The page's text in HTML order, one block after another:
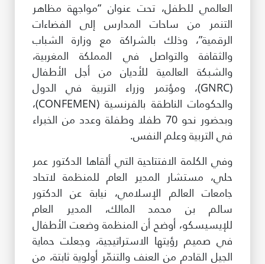
للموردين
الدعم والتبرع
©حقوق الطبع والنشر للإيسيسكو. جميع الحقوق محفوظة.
شروط الاستخدام
سياسة الخصوصية
حقوق النسخ
إخلاء المسؤولية
سياسة وإجراءات أمن نظم المعلومات
سياسة وإجراءات الذكاء الاصطناعي
العالمي للطفل، تحت عنوان “مواجهة مظاهر
التنمر من ساحات المدارس إلى الفضاءات
الرقمية”، وذلك بالشراكة مع وزارة الشباب
والثقافة والتواصل في المملكة المغربية،
والشبكة العالمية للأديان من أجل الأطفال
(GNRC)، ومؤتمر وزراء التربية في الدول
والحكومات الناطقة بالفرنسية (CONFEMEN)،
وبحضور نحو 70 طفلا وطفلة وعدد من الخبراء
في التربية وعلم النفس.
وفي الكلمة الافتتاحية التي ألقاها الدكتور عمر
حلي، مستشار المدير العام للمنظمة لاتحاد
جامعات العالم الإسلامي، نيابة عن الدكتور
سالم بن محمد المالك، المدير العام
للإيسيسكو، أوضح أن المنظمة وضعت الأطفال
في صميم رؤيتها الاستراتيجية، وجعلت حماية
الجيل القادم من العنف والتنمّر أولوية ثابتة، من